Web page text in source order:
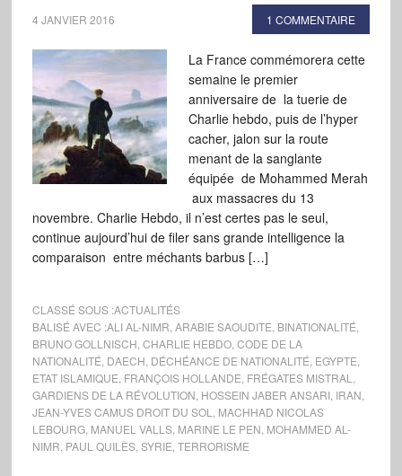
4 JANVIER 2016 1 COMMENTAIRE
La France commémorera cette
semaine le premier
anniversaire de la tuerie de
Charlie hebdo, puis de l’hyper
cacher, jalon sur la route
menant de la sanglante
équipée de Mohammed Merah
aux massacres du 13
novembre. Charlie Hebdo, il n’est certes pas le seul,
continue aujourd’hui de filer sans grande intelligence la
comparaison entre méchants barbus […]
CLASSÉ SOUS :ACTUALITÉS
BALISÉ AVEC :ALI AL-NIMR ARABIE SAOUDITE BINATIONALITÉ
BRUNO GOLLNISCH CHARLIE HEBDO, CODE DE LA
NATIONALITÉ DAECH DÉCHÉANCE DE NATIONALITÉ EGYPTE
ETAT ISLAMIQUE FRANÇOIS HOLLANDE FRÉGATES MISTRAL
GARDIENS DE LA RÉVOLUTION HOSSEIN JABER ANSARI, IRAN
JEAN-YVES CAMUS DROIT DU SOL
MACHHAD NICOLAS
LEBOURG, MANUEL VALLS, MARINE LE PEN MOHAMMED AL-
NIMR PAUL QUILÈS, SYRIE TERRORISME